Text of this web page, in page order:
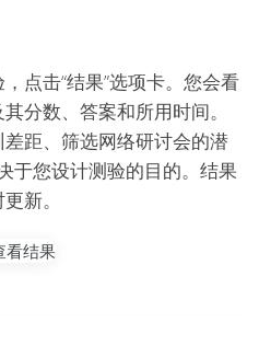
点击“结果”选项卡。您会看
分数、答案和所用时间。
距、筛选网络研讨会的潜
于您设计测验的目的。结果
新。